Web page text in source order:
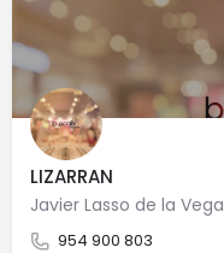
LIZARRAN
Javier Lasso de la
954 900 803